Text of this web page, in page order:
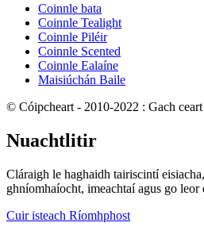
Coinnle bata
Coinnle Tealight
Coinnle Piléir
Coinnle Scented
Coinnle Ealaíne
Maisiúchán Baile
© Cóipcheart - 2010-2022 : Gach ceart
Nuachtlitir
Cláraigh le haghaidh tairiscintí
ghníomhaíocht, imeachtaí agus go leor
Cuir isteach Ríomhphost